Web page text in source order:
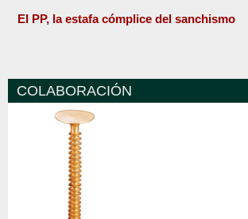
El PP, la estafa cómplice del sanchismo
COLABORACIÓN